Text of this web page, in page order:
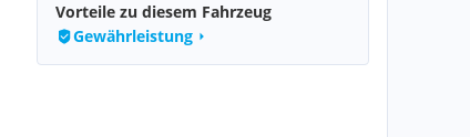
Vorteile zu diesem Fahrzeug
Gewährleistung